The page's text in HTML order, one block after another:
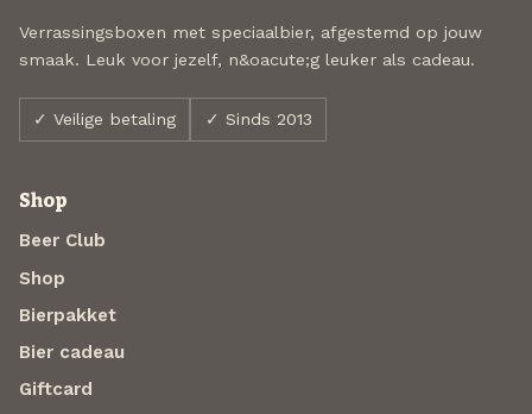
Verrassingsboxen met speciaalbier, afgestemd op jouw
smaak. Leuk voor jezelf, n&oacute;g leuker als cadeau.
✓ Veilige betaling ✓ Sinds 2013
Shop
Beer Club
Shop
Bierpakket
Bier cadeau
Giftcard